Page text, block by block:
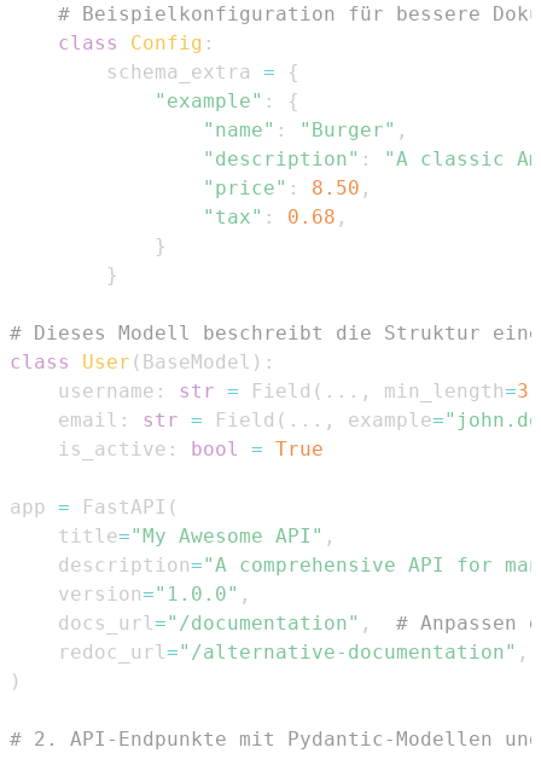
# Beispielkonfiguration für bessere
class
Config :
        schema_extra
=
{
"example" :
{
"name" : "Burger" ,
"description" :
"A classic
"price" : 8.50 ,
"tax" : 0.68 ,
}
}
# Dieses Modell beschreibt die Struktur
class
User ( BaseModel ) :
    username
: str = Field ( . . . , min_length=3
    email
: str = Field ( . . . , example=
    is_active
: bool = True
app = FastAPI (
    title
="My Awesome API" ,
    description
="A comprehensive API for
    version
="1.0.0" ,
    docs_url
="/documentation" ,
# Anpassen
    redoc_url
="/alternative-documentation" ,
)
# 2. API-Endpunkte mit Pydantic-Modellen